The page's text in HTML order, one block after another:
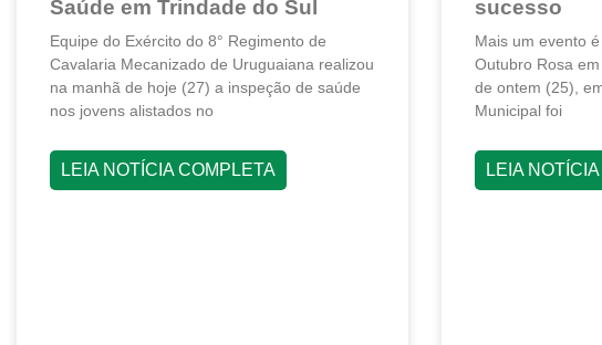
Saúde em Trindade do Sul
Equipe do Exército do 8° Regimento de
Cavalaria Mecanizado de Uruguaiana realizou
na manhã de hoje (27) a inspeção de saúde
nos jovens alistados no
LEIA NOTÍCIA COMPLETA
sucesso
Mais um evento
Outubro Rosa
de ontem (25),
Municipal foi
LEIA